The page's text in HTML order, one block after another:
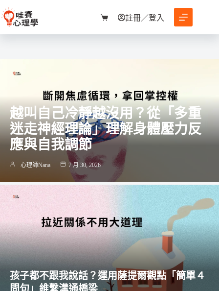
至
購
物
註冊／登入
越叫自己冷靜越沒用？從「多重
迷走神經理論」理解身體壓力反
應與自我調節
心理師Nana 7 月 30, 2026
孩子都不跟我說話？運用薩提爾觀點「簡單４
問句」維繫溝通橋梁